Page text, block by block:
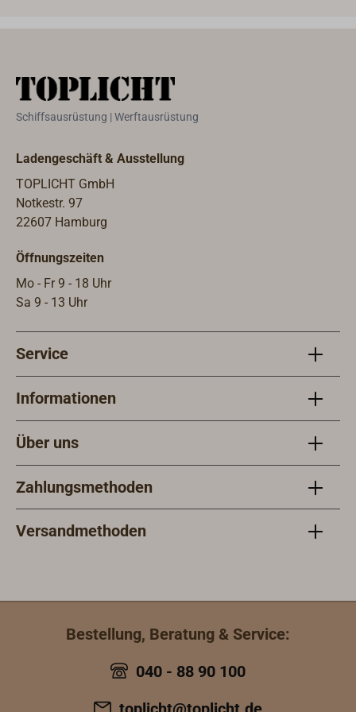
Schiffsausrüstung | Werftausrüstung
Ladengeschäft & Ausstellung
TOPLICHT GmbH
Notkestr. 97
22607 Hamburg
Öffnungszeiten
Mo - Fr 9 - 18 Uhr
Sa 9 - 13 Uhr
Service
Informationen
Über uns
Zahlungsmethoden
Versandmethoden
Bestellung, Beratung & Service:
040 - 88 90 100